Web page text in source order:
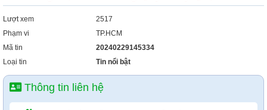
Lượt xem
2517
Phạm vi
TP.HCM
Mã tin
20240229145334
Loại tin
Tin nổi bật
Thông tin liên hệ